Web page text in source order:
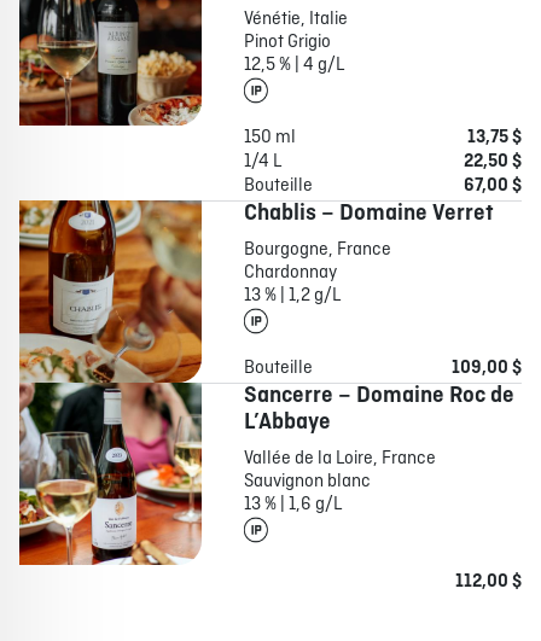
Vénétie, Italie
Pinot Grigio
12,5 % | 4 g/L
150 ml
13,75 $
1/4 L
22,50 $
Bouteille
67,00 $
Chablis – Domaine Verret
Bourgogne, France
Chardonnay
13 % | 1,2 g/L
Bouteille 109,00 $
Sancerre – Domaine Roc de
L’Abbaye
Vallée de la Loire, France
Sauvignon blanc
13 % | 1,6 g/L
112,00 $